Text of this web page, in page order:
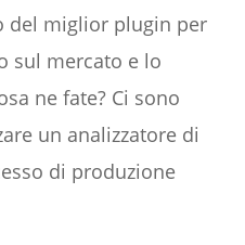
del miglior plugin per
sul mercato e lo
ne fate? Ci sono
un analizzatore di
di produzione